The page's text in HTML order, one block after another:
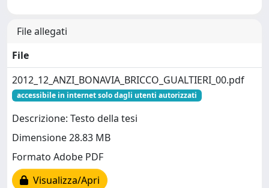
File allegati
File
2012_12_ANZI_BONAVIA_BRICCO_GUALTIERI_00.pdf
accessibile in internet solo dagli utenti autorizzati
Descrizione: Testo della tesi
Dimensione 28.83 MB
Formato Adobe PDF
Visualizza/Apri